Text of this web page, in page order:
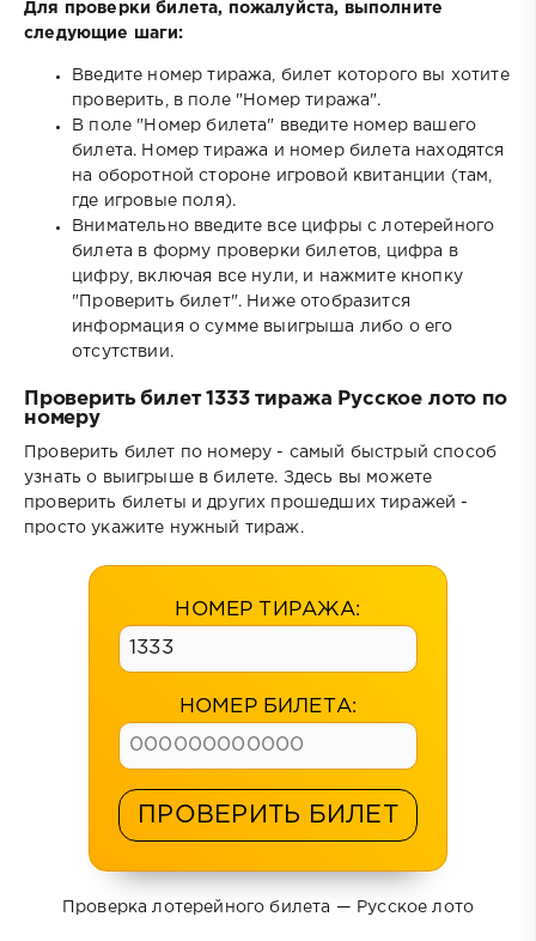
Для проверки билета, пожалуйста, выполните
следующие шаги:
Введите номер тиража, билет которого вы хотите
проверить, в поле "Номер тиража".
В поле "Номер билета" введите номер вашего
билета. Номер тиража и номер билета находятся
на оборотной стороне игровой квитанции (там,
где игровые поля).
Внимательно введите все цифры с лотерейного
билета в форму проверки билетов, цифра в
цифру, включая все нули, и нажмите кнопку
"Проверить билет". Ниже отобразится
информация о сумме выигрыша либо о его
отсутствии.
Проверить билет 1333 тиража Русское лото по
номеру
Проверить билет по номеру - самый быстрый способ
узнать о выигрыше в билете. Здесь вы можете
проверить билеты и других прошедших тиражей -
просто укажите нужный тираж.
НОМЕР ТИРАЖА:
НОМЕР БИЛЕТА:
ПРОВЕРИТЬ БИЛЕТ
Проверка лотерейного билета — Русское лото